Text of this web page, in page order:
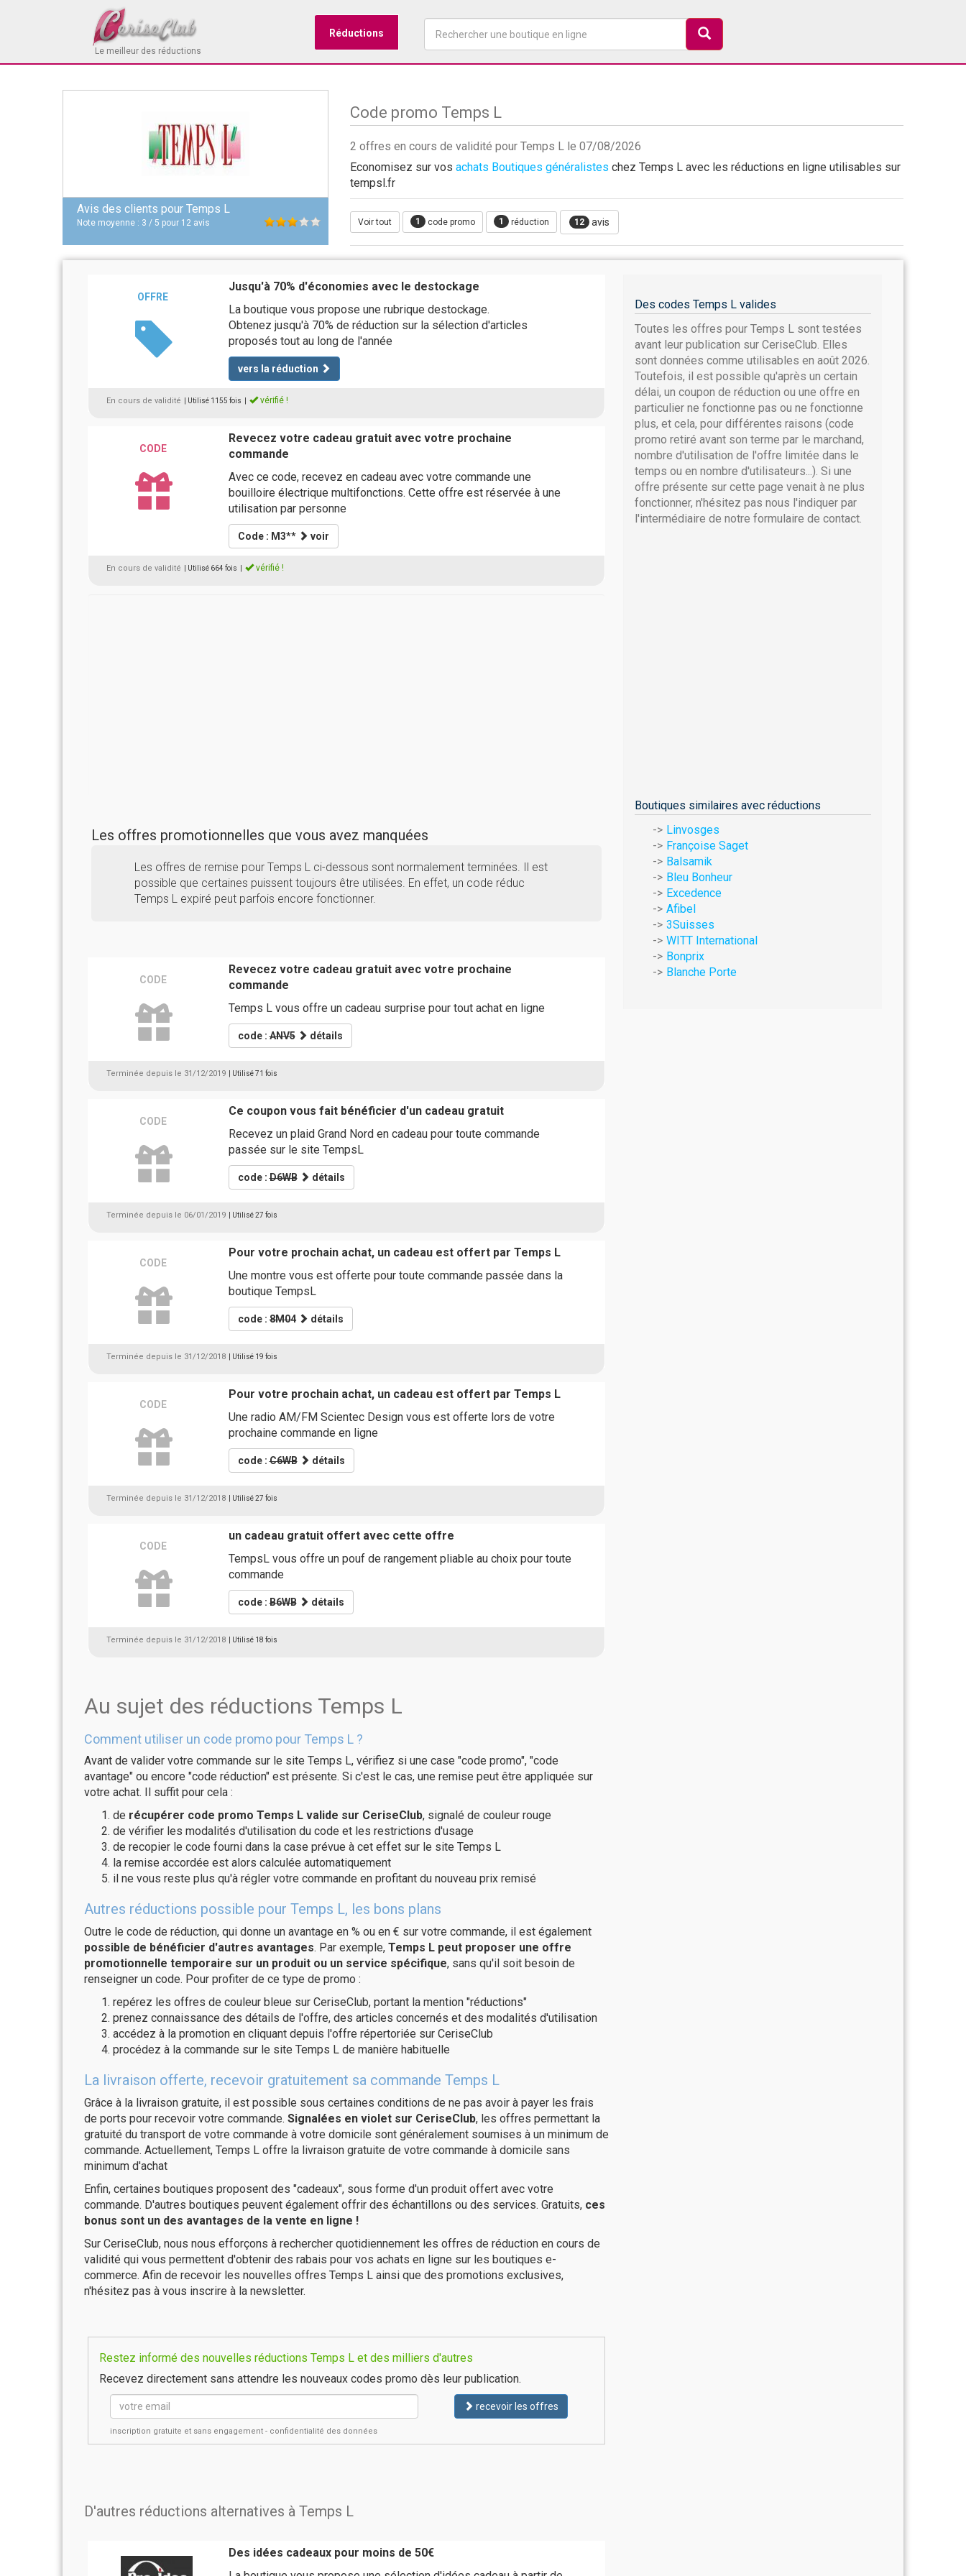
Le meilleur des réductions
Réductions
Avis des clients pour Temps L
Note moyenne : 3 / 5 pour 12 avis
Code promo Temps L
2 offres en cours de validité pour Temps L le 07/08/2026
Economisez sur vos achats Boutiques généralistes chez Temps L avec les réductions en ligne utilisables sur
tempsl.fr
Voir tout 1 code promo 1 réduction 12 avis
OFFRE
Jusqu'à 70% d'économies avec le destockage
La boutique vous propose une rubrique destockage.
Obtenez jusqu'à 70% de réduction sur la sélection d'articles
proposés tout au long de l'année
vers la réduction
En cours de validité | Utilisé 1155 fois vérifié !
CODE
Revecez votre cadeau gratuit avec votre prochaine
commande
Avec ce code, recevez en cadeau avec votre commande une
bouilloire électrique multifonctions. Cette offre est réservée à une
utilisation par personne
Code : M3** voir
En cours de validité | Utilisé 664 fois vérifié !
Les offres promotionnelles que vous avez manquées
Les offres de remise pour Temps L ci-dessous sont normalement terminées. Il est
possible que certaines puissent toujours être utilisées. En effet, un code réduc
Temps L expiré peut parfois encore fonctionner.
CODE
Revecez votre cadeau gratuit avec votre prochaine
commande
Temps L vous offre un cadeau surprise pour tout achat en ligne
code :ANV5 détails
Terminée depuis le 31/12/2019 | Utilisé 71 fois
CODE
Ce coupon vous fait bénéficier d'un cadeau gratuit
Recevez un plaid Grand Nord en cadeau pour toute commande
passée sur le site TempsL
code :D6WB détails
Terminée depuis le 06/01/2019 | Utilisé 27 fois
CODE
Pour votre prochain achat, un cadeau est offert par Temps L
Une montre vous est offerte pour toute commande passée dans la
boutique TempsL
code :8M04 détails
Terminée depuis le 31/12/2018 | Utilisé 19 fois
CODE
Pour votre prochain achat, un cadeau est offert par Temps L
Une radio AM/FM Scientec Design vous est offerte lors de votre
prochaine commande en ligne
code :C6WB détails
Terminée depuis le 31/12/2018 | Utilisé 27 fois
CODE
un cadeau gratuit offert avec cette offre
TempsL vous offre un pouf de rangement pliable au choix pour toute
commande
code :B6WB détails
Terminée depuis le 31/12/2018 | Utilisé 18 fois
Au sujet des réductions Temps L
Comment utiliser un code promo pour Temps L ?
Avant de valider votre commande sur le site Temps L, vérifiez si une case "code promo", "code
avantage" ou encore "code réduction" est présente. Si c'est le cas, une remise peut être appliquée sur
votre achat. Il suffit pour cela :
de récupérer code promo Temps L valide sur CeriseClub, signalé de couleur rouge
de vérifier les modalités d'utilisation du code et les restrictions d'usage
de recopier le code fourni dans la case prévue à cet effet sur le site Temps L
la remise accordée est alors calculée automatiquement
il ne vous reste plus qu'à régler votre commande en profitant du nouveau prix remisé
Autres réductions possible pour Temps L, les bons plans
Outre le code de réduction, qui donne un avantage en % ou en € sur votre commande, il est également
possible de bénéficier d'autres avantages. Par exemple, Temps L peut proposer une offre
promotionnelle temporaire sur un produit ou un service spécifique, sans qu'il soit besoin de
renseigner un code. Pour profiter de ce type de promo :
repérez les offres de couleur bleue sur CeriseClub, portant la mention "réductions"
prenez connaissance des détails de l'offre, des articles concernés et des modalités d'utilisation
accédez à la promotion en cliquant depuis l'offre répertoriée sur CeriseClub
procédez à la commande sur le site Temps L de manière habituelle
La livraison offerte, recevoir gratuitement sa commande Temps L
Grâce à la livraison gratuite, il est possible sous certaines conditions de ne pas avoir à payer les frais
de ports pour recevoir votre commande. Signalées en violet sur CeriseClub, les offres permettant la
gratuité du transport de votre commande à votre domicile sont généralement soumises à un minimum de
commande. Actuellement, Temps L offre la livraison gratuite de votre commande à domicile sans
minimum d'achat
Enfin, certaines boutiques proposent des "cadeaux", sous forme d'un produit offert avec votre
commande. D'autres boutiques peuvent également offrir des échantillons ou des services. Gratuits, ces
bonus sont un des avantages de la vente en ligne !
Sur CeriseClub, nous nous efforçons à rechercher quotidiennement les offres de réduction en cours de
validité qui vous permettent d'obtenir des rabais pour vos achats en ligne sur les boutiques e-
commerce. Afin de recevoir les nouvelles offres Temps L ainsi que des promotions exclusives,
n'hésitez pas à vous inscrire à la newsletter.
Restez informé des nouvelles réductions Temps L et des milliers d'autres
Recevez directement sans attendre les nouveaux codes promo dès leur publication.
recevoir les offres
inscription gratuite et sans engagement - confidentialité des données
D'autres réductions alternatives à Temps L
Des idées cadeaux pour moins de 50€
Des codes Temps L valides
Toutes les offres pour Temps L sont testées
avant leur publication sur CeriseClub. Elles
sont données comme utilisables en août 2026.
Toutefois, il est possible qu'après un certain
délai, un coupon de réduction ou une offre en
particulier ne fonctionne pas ou ne fonctionne
plus, et cela, pour différentes raisons (code
promo retiré avant son terme par le marchand,
nombre d'utilisation de l'offre limitée dans le
temps ou en nombre d'utilisateurs...). Si une
offre présente sur cette page venait à ne plus
fonctionner, n'hésitez pas nous l'indiquer par
l'intermédiaire de notre formulaire de contact.
Boutiques similaires avec réductions
Linvosges
Françoise Saget
Balsamik
Bleu Bonheur
Excedence
Afibel
3Suisses
WITT International
Bonprix
Blanche Porte